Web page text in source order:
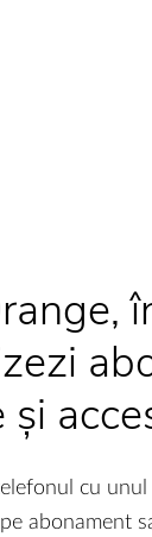
cu
abonament